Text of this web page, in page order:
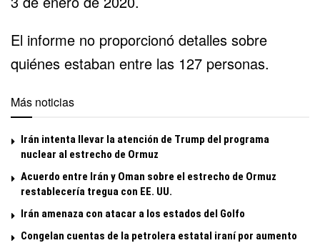
El informe no proporcionó detalles sobre
quiénes estaban entre las 127 personas.
Más noticias
Irán intenta llevar la atención de Trump del programa
nuclear al estrecho de Ormuz
Acuerdo entre Irán y Oman sobre el estrecho de Ormuz
restablecería tregua con EE. UU.
Irán amenaza con atacar a los estados del Golfo
Congelan cuentas de la petrolera estatal iraní por aumento